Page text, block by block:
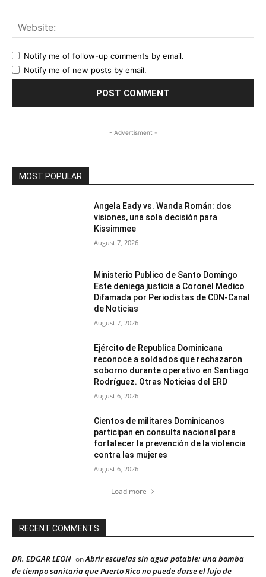
Notify me of follow-up comments by email.
Notify me of new posts by email.
- Advertisment -
MOST POPULAR
Angela Eady vs. Wanda Román: dos
visiones, una sola decisión para
Kissimmee
August 7, 2026
Ministerio Publico de Santo Domingo
Este deniega justicia a Coronel Medico
Difamada por Periodistas de CDN-Canal
de Noticias
August 7, 2026
Ejército de Republica Dominicana
reconoce a soldados que rechazaron
soborno durante operativo en Santiago
Rodríguez. Otras Noticias del ERD
August 6, 2026
Cientos de militares Dominicanos
participan en consulta nacional para
fortalecer la prevención de la violencia
contra las mujeres
August 6, 2026
Load more
RECENT COMMENTS
DR. EDGAR LEON onAbrir escuelas sin agua potable: una bomba
de tiempo sanitaria que Puerto Rico no puede darse el lujo de